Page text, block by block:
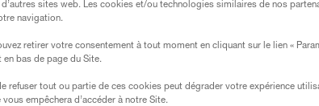
formation et un entraînement spécifique. Validez avec
manipulation, seul, en toute sécurité, avant de la
liées à votre activité. Il peut en exister d’autres
d’autres sites web. Les cookies et/ou technologies similaires de nos
navigation.
retirer votre consentement à tout moment en cliquant sur le lien «
en bas de page du Site.
refuser tout ou partie de ces cookies peut dégrader votre expérience
vous empêchera d’accéder à notre Site.